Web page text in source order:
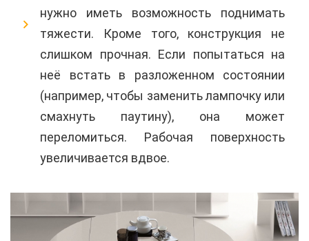
нужно иметь возможность поднимать
тяжести. Кроме того, конструкция не
слишком прочная. Если попытаться на
неё встать в разложенном состоянии
(например, чтобы заменить лампочку или
смахнуть паутину), она может
переломиться. Рабочая поверхность
увеличивается вдвое.